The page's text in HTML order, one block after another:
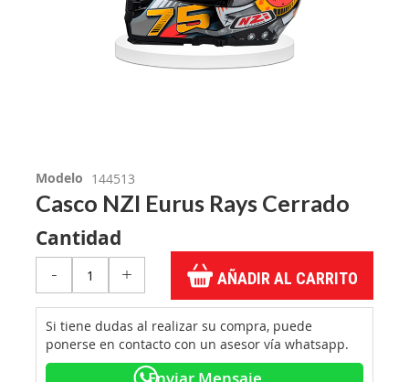
Modelo 144513
Casco NZI Eurus Rays Cerrado
Cantidad
- + AÑADIR AL CARRITO
Si tiene dudas al realizar su compra, puede
ponerse en contacto con un asesor vía whatsapp.